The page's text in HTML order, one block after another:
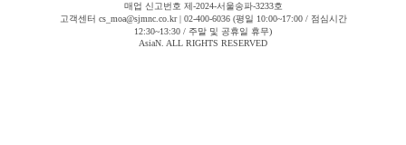
매업 신고번호 제-2024-서울송파-3233호
고객센터 cs_moa@sjmnc.co.kr | 02-400-6036 (평일 10:00~17:00 / 점심시간
12:30~13:30 / 주말 및 공휴일 휴무)
AsiaN. ALL RIGHTS RESERVED